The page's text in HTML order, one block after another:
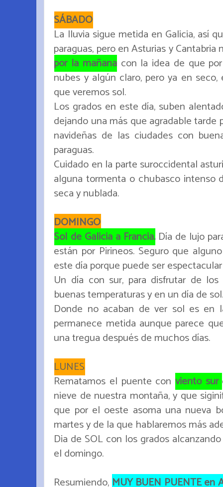
SÁBADO
La lluvia sigue metida en Galicia, así
paraguas, pero en Asturias y
por la mañanacon la idea de que
nubes y algún claro, pero ya en
que veremos sol.
Los grados en este día, suben
dejando una más que agradable tarde
navideñas de las ciudades con
paraguas.
Cuidado en la parte suroccidental
alguna tormenta o chubasco intenso
seca y nublada.
DOMINGO
Sol de Galicia a Francia.Día de lujo
están por Pirineos. Seguro que
este día porque puede ser
Un día con sur, para disfrutar de
buenas temperaturas y en un día de
Donde no acaban de ver sol es en
permanece metida aunque parece
una tregua después de muchos días.
LUNES
Rematamos el puente conviento sur
nieve de nuestra montaña, y que
que por el oeste asoma una nueva
martes y de la que hablaremos más
Dia de SOL con los grados
el domingo.
Resumiendo, MUY BUEN PUENTE en